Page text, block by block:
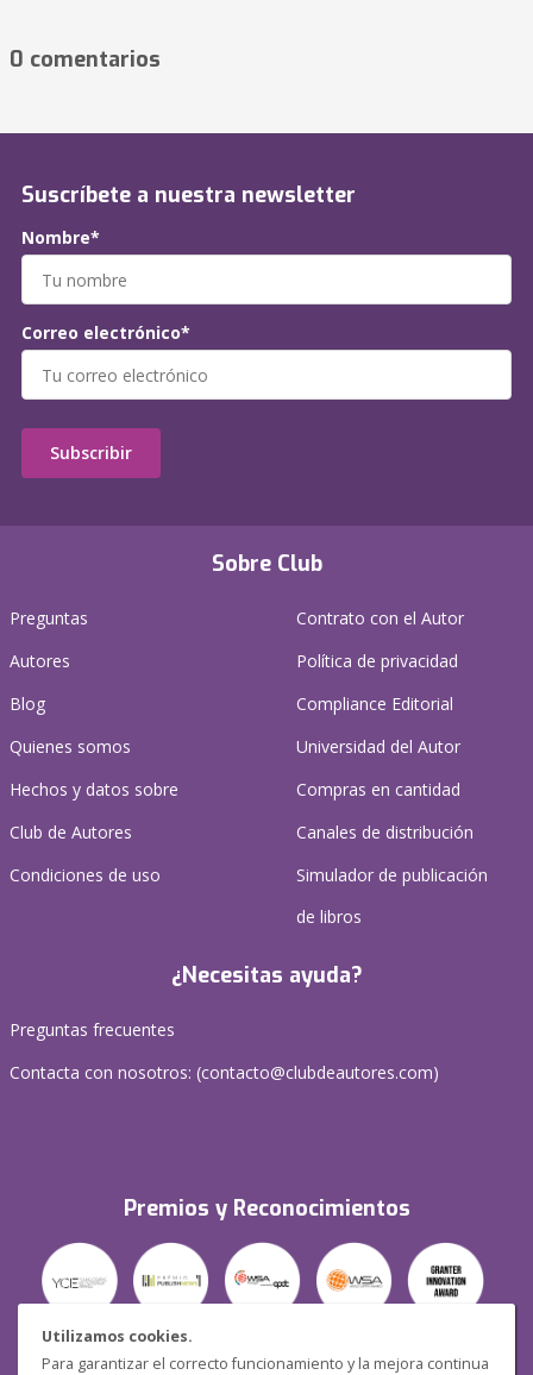
Utilizamos cookies.
Para garantizar el correcto funcionamiento y la mejora continua
0 comentarios
Sobre Club
Preguntas
Autores
Blog
Quienes somos
Hechos y datos sobre
Club de Autores
Condiciones de uso
Contrato con el Autor
Política de privacidad
Compliance Editorial
Universidad del Autor
Compras en cantidad
Canales de distribución
Simulador de publicación
de libros
¿Necesitas ayuda?
Preguntas frecuentes
Contacta con nosotros: (contacto@clubdeautores.com)
Premios y Reconocimientos
Suscríbete a nuestra newsletter
Nombre*
Correo electrónico*
Subscribir